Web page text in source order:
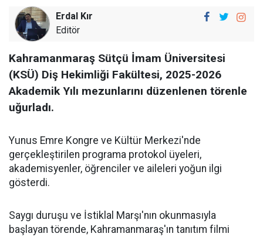
Erdal Kır
Editör
Kahramanmaraş Sütçü İmam Üniversitesi
(KSÜ) Diş Hekimliği Fakültesi, 2025-2026
Akademik Yılı mezunlarını düzenlenen törenle
uğurladı.
Yunus Emre Kongre ve Kültür Merkezi'nde
gerçekleştirilen programa protokol üyeleri,
akademisyenler, öğrenciler ve aileleri yoğun ilgi
gösterdi.
Saygı duruşu ve İstiklal Marşı'nın okunmasıyla
başlayan törende, Kahramanmaraş'ın tanıtım filmi